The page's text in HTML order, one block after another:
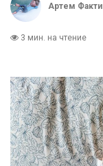
Артем
3 мин. на чтение